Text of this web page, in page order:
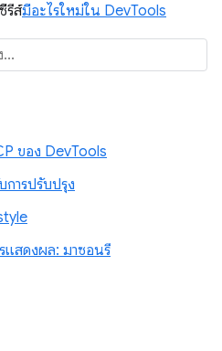
รีส์มีอะไรใหม่ใน DevTools
ของ DevTools
การปรับปรุง
แสดงผล: มาซอนรี